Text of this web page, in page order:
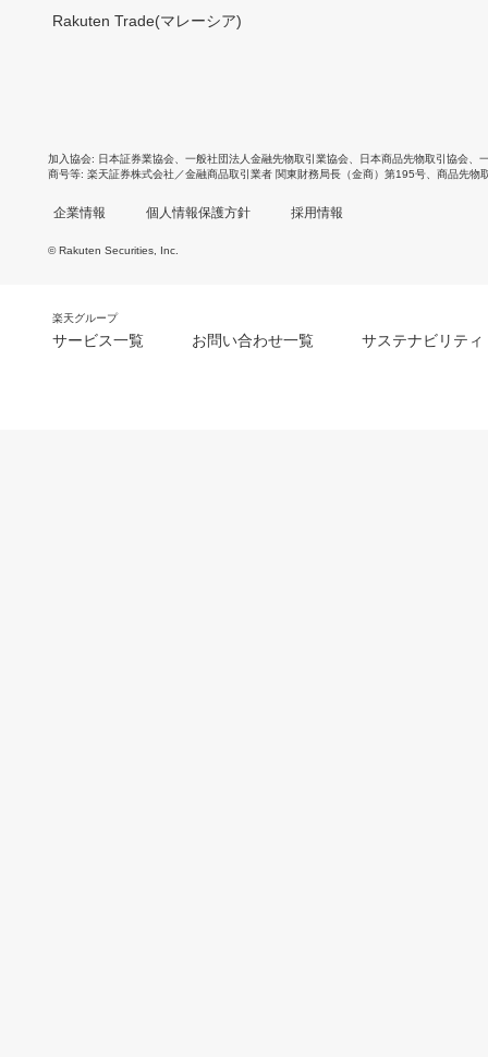
Rakuten Trade(マレーシア)
加入協会 日本証券業協会 一般社団法人金融先物取引業協会 日本商品先物取引協会
商号等 楽天証券株式会社／金融商品取引業者 関東財務局長（金商）第195号、商品先物
企業情報 個人情報保護方針 採用情報
© Rakuten Securities, Inc.
楽天グループ
サービス一覧 お問い合わせ一覧 サステナビリティ